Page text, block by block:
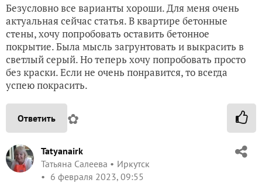
Безусловно все варианты хороши. Для меня очень
актуальная сейчас статья. В квартире бетонные
стены, хочу попробовать оставить бетонное
покрытие. Была мысль загрунтовать и выкрасить в
светлый серый. Но теперь хочу попробовать просто
без краски. Если не очень понравится, то всегда
успею покрасить.
Ответить ✿
Tatyanairk
Татьяна Салеева
Иркутск
6 февраля 2023, 09:55